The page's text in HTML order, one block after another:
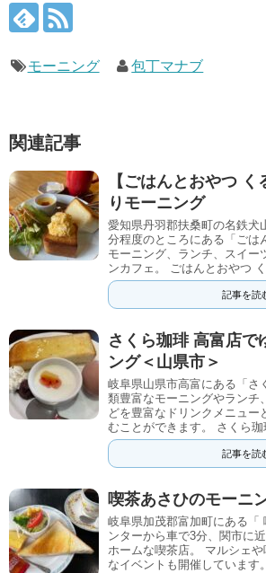
モーニング 包丁マナブ
関連記事
【ごはんとおやつ
りモーニング
愛知県丹羽郡扶桑町の名鉄犬
分程度のところにある「ごは
モーニング、ランチ、スイー
ンカフェ。 ごはんとおやつ
記事を読
さくら珈琲 高富店で
ング＜山県市＞
岐阜県山県市高富にある「さ
類豊富なモーニングやランチ
どを豊富なドリンクメニュー
むことができます。 さくら
記事を読
喫茶あさひのモーニ
岐阜県加茂郡富加町にある「
ンターから車で3分、関市に
ホームな喫茶店。 マルシェ
なイベントも開催しています